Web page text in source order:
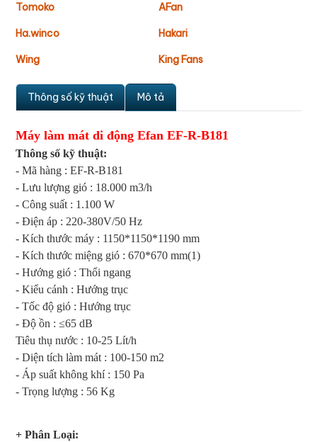
Tomoko AFan
Ha.winco Hakari
Wing King Fans
Thông số kỹ thuật Mô tả
Máy làm mát di động Efan EF-R-B181
Thông số kỹ thuật:
- Mã hàng : EF-R-B181
- Lưu lượng gió : 18.000 m3/h
- Công suất : 1.100 W
- Điện áp : 220-380V/50 Hz
- Kích thước máy : 1150*1150*1190 mm
- Kích thước miệng gió : 670*670 mm(1)
- Hướng gió : Thổi ngang
- Kiểu cánh : Hướng trục
- Tốc độ gió : Hướng trục
- Độ ồn : ≤65 dB
Tiêu thụ nước : 10-25 Lít/h
- Diện tích làm mát : 100-150 m2
- Áp suất không khí : 150 Pa
- Trọng lượng : 56 Kg
+ Phân Loại: